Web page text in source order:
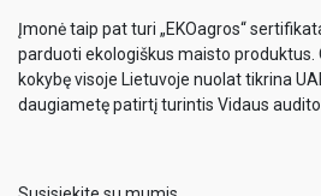
Įmonė taip pat turi „EKOagros“
parduoti ekologiškus maisto produktus.
kokybę visoje Lietuvoje nuolat tikrina
daugiametę patirtį turintis Vidaus audito